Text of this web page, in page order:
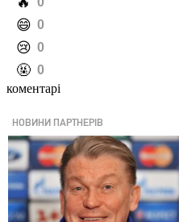
️😄 0
️😢 0
️🤬 0
коментарі